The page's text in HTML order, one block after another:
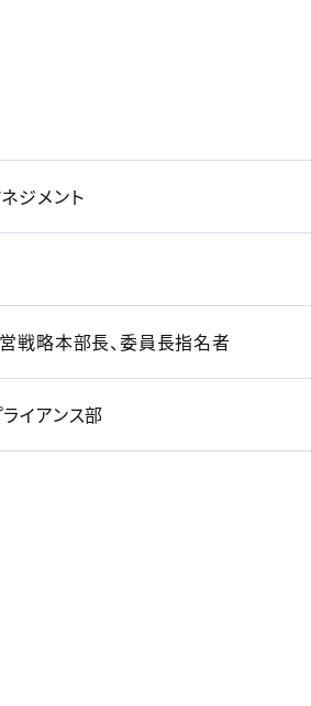
ジメント
戦略本部長、委員長指名者
イアンス部